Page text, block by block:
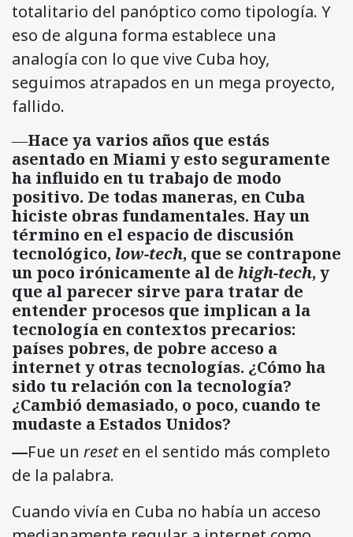
totalitario del panóptico como tipología. Y
eso de alguna forma establece una
analogía con lo que vive Cuba hoy,
seguimos atrapados en un mega proyecto,
fallido.
―Hace ya varios años que estás
asentado en Miami y esto seguramente
ha influido en tu trabajo de modo
positivo. De todas maneras, en Cuba
hiciste obras fundamentales. Hay un
término en el espacio de discusión
tecnológico, low-tech, que se contrapone
un poco irónicamente al de high-tech, y
que al parecer sirve para tratar de
entender procesos que implican a la
tecnología en contextos precarios:
países pobres, de pobre acceso a
internet y otras tecnologías. ¿Cómo ha
sido tu relación con la tecnología?
¿Cambió demasiado, o poco, cuando te
mudaste a Estados Unidos?
―Fue un reseten el sentido más completo
de la palabra.
Cuando vivía en Cuba no había un acceso